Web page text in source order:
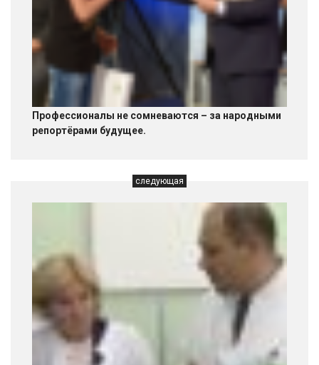
Профессионалы не сомневаются – за народными
репортёрами будущее.
следующая